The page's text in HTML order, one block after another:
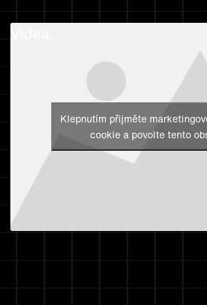
Klepnutím přijměte
cookie a povolte tento